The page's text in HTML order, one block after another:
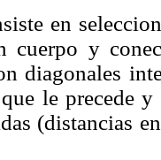
en
cuerpo y
diagonales
le precede
(distancias